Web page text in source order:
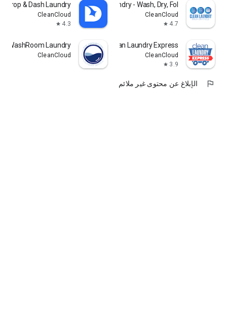
Clean Laundry - Wash, Dry, Fol
CleanCloud
4.7
star
Drop & Dash Laundry
CleanCloud
4.3
star
Clean Laundry Express
CleanCloud
3.9
star
WashRoom Laundry
CleanCloud
flag الإبلاغ عن محتوى غير ملائم